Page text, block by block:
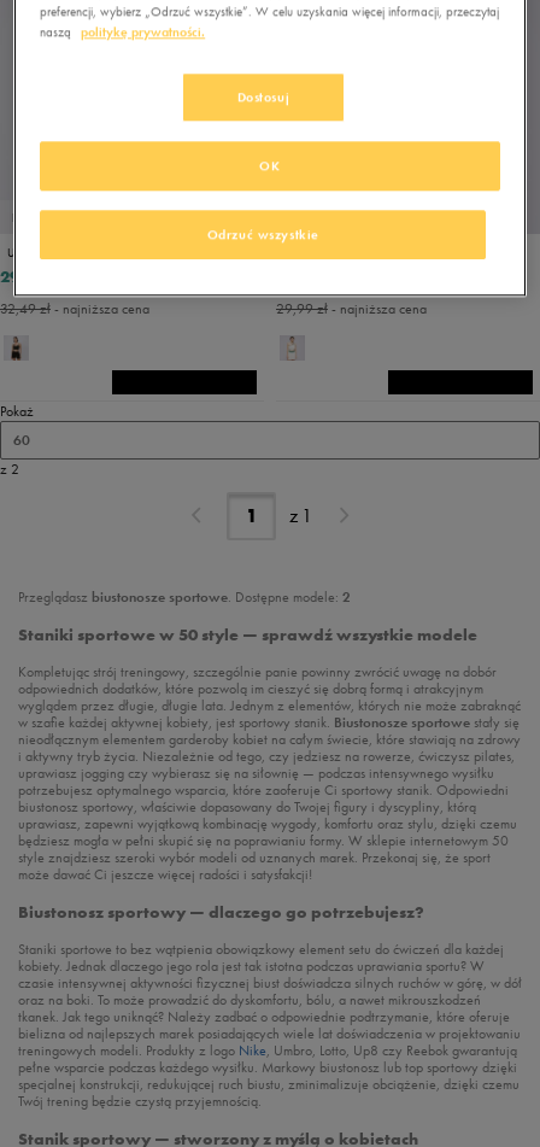
PROMO: DO -30%
UMBRO BRA INDIGO
29,99 zł
32,49 zł- najniższa cena 29,99 zł- najniższa cena
Pokaż
60
z 2
z 1
Przeglądasz biustonosze sportowe. Dostępne modele: 2
Staniki sportowe w 50 style — sprawdź wszystkie modele
Kompletując strój treningowy, szczególnie panie powinny zwrócić uwagę na dobór
odpowiednich dodatków, które pozwolą im cieszyć się dobrą formą i atrakcyjnym
wyglądem przez długie, długie lata. Jednym z elementów, których nie może zabraknąć
w szafie każdej aktywnej kobiety, jest sportowy stanik. Biustonosze sportowe stały się
nieodłącznym elementem garderoby kobiet na całym świecie, które stawiają na zdrowy
i aktywny tryb życia. Niezależnie od tego, czy jedziesz na rowerze, ćwiczysz pilates,
uprawiasz jogging czy wybierasz się na siłownię — podczas intensywnego wysiłku
potrzebujesz optymalnego wsparcia, które zaoferuje Ci sportowy stanik. Odpowiedni
biustonosz sportowy, właściwie dopasowany do Twojej figury i dyscypliny, którą
uprawiasz, zapewni wyjątkową kombinację wygody, komfortu oraz stylu, dzięki czemu
będziesz mogła w pełni skupić się na poprawianiu formy. W sklepie internetowym 50
style znajdziesz szeroki wybór modeli od uznanych marek. Przekonaj się, że sport
może dawać Ci jeszcze więcej radości i satysfakcji!
Biustonosz sportowy — dlaczego go potrzebujesz?
Staniki sportowe to bez wątpienia obowiązkowy element setu do ćwiczeń dla każdej
kobiety. Jednak dlaczego jego rola jest tak istotna podczas uprawiania sportu? W
czasie intensywnej aktywności fizycznej biust doświadcza silnych ruchów w górę, w dół
oraz na boki. To może prowadzić do dyskomfortu, bólu, a nawet mikrouszkodzeń
tkanek. Jak tego uniknąć? Należy zadbać o odpowiednie podtrzymanie, które oferuje
bielizna od najlepszych marek posiadających wiele lat doświadczenia w projektowaniu
treningowych modeli. Produkty z logo Nike, Umbro, Lotto, Up8 czy Reebok gwarantują
pełne wsparcie podczas każdego wysiłku. Markowy biustonosz lub top sportowy dzięki
specjalnej konstrukcji, redukującej ruch biustu, zminimalizuje obciążenie, dzięki czemu
Twój trening będzie czystą przyjemnością.
Stanik sportowy — stworzony z myślą o kobietach
preferencji, wybierz „Odrzuć wszystkie”. W celu uzyskania więcej informacji, przeczytaj
naszą
politykę prywatności.
Dostosuj
Odrzuć wszystkie
OK